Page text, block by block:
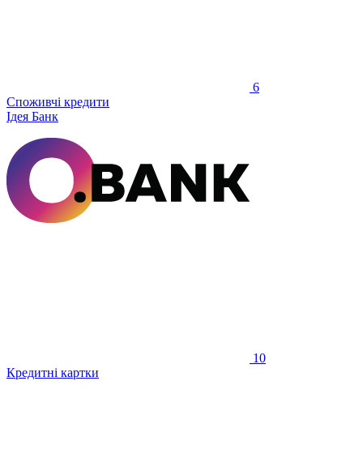
6
Споживчі кредити
Ідея Банк
10
Кредитні картки